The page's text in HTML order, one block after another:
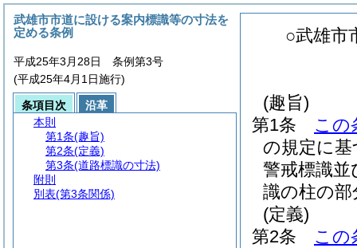
○武雄市
(趣旨)
第1条
この
の規定に
警戒標識
識の柱の
(定義)
第2条
この
武雄市市道に設ける案内標識等の寸法を
定める条例
平成25年3月28日 条例第3号
(平成25年4月1日施行)
条項目次
沿革
本則
第1条(趣旨)
第2条(定義)
第3条(道路標識の寸法)
附則
別表(第3条関係)